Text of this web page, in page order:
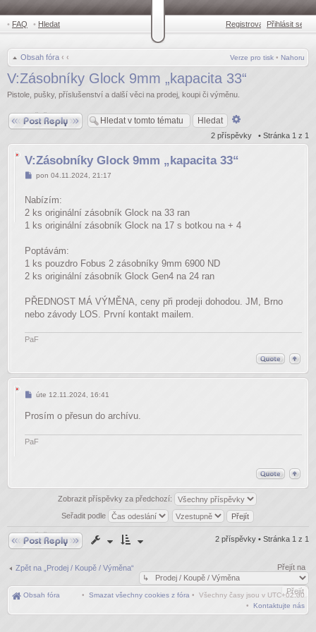
• FAQ • Hledat Registrovat •Přihlásit se
Obsah fóra ‹ ‹ Nahoru
Verze pro tisk •
V:Zásobníky Glock 9mm „kapacita 33“
Pistole, pušky, příslušenství a další věci na prodej, koupi či výměnu.
Odpovědět
2 příspěvky • Stránka 1 z 1
V:Zásobníky Glock 9mm „kapacita 33“
Příspěvek
pon 04.11.2024, 21:17
Nabízím:
2 ks originální zásobník Glock na 33 ran
1 ks originální zásobník Glock na 17 s botkou na + 4
Poptávám:
1 ks pouzdro Fobus 2 zásobníky 9mm 6900 ND
2 ks originální zásobník Glock Gen4 na 24 ran
PŘEDNOST MÁ VÝMĚNA, ceny při prodeji dohodou. JM, Brno
nebo závody LOS. První kontakt mailem.
PaF
Příspěvek
úte 12.11.2024, 16:41
Prosím o přesun do archívu.
PaF
Zobrazit příspěvky za předchozí:
Seřadit podle
Odpovědět 2 příspěvky • Stránka 1 z 1
Zpět na „Prodej / Koupě / Výměna“ Přejít na
Obsah fóra • Všechny časy jsou v UTC+02:00
• Smazat všechny cookies z fóra
• Kontaktujte nás